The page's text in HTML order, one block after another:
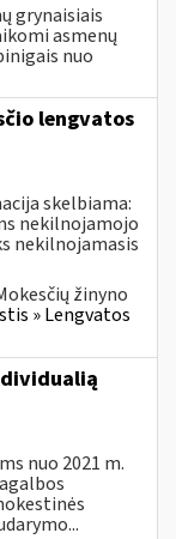
grynaisiais
asmenų
nuo
lengvatos
skelbiama:
nekilnojamojo
nekilnojamasis
žinyno
» Lengvatos
nuo 2021 m.